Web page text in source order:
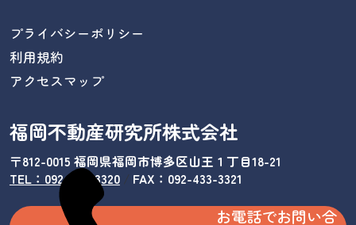
プライバシーポリシー
利用規約
アクセスマップ
福岡不動産研究所株式会社
〒812-0015 福岡県福岡市博多区山王１丁目18-21
TEL：092-433-3320/ FAX：092-433-3321
お電話でお問い合